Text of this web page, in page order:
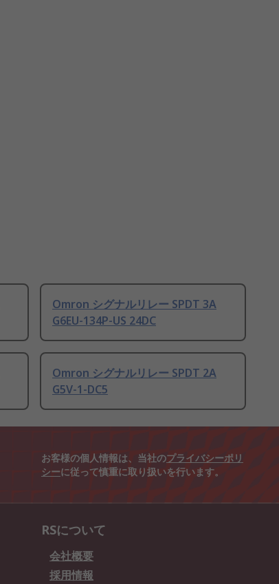
Omron シグナルリレー SPDT 3A
G6EU-134P-US 24DC
Omron シグナルリレー SPDT 2A
G5V-1-DC5
お客様の個人情報は、当社のプライバシーポリ
シーに従って慎重に取り扱いを行います。
RSについて
会社概要
採用情報